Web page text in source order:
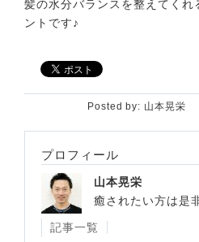
髪の水分バランスを整えてくれ
ントです♪
Posted by: 山本晃栄
プロフィール
山本晃栄
癒されたい方は是
記事一覧